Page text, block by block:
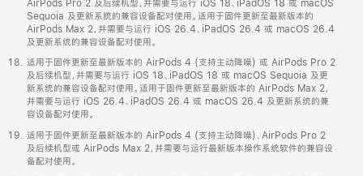
AirPods Pro 2 及后续机型，并需要与运行 iOS 18、iPadOS 18 或 macOS
Sequoia 及更新系统的兼容设备配对使用。适用于固件更新至最新版本的
AirPods Max 2，并需要与运行 iOS 26.4、iPadOS 26.4 或 macOS 26.4
及更新系统的兼容设备配对使用。
适用于固件更新至最新版本的 AirPods 4 (支持主动降噪) 或 AirPods Pro 2
及后续机型，并需要与运行 iOS 18、iPadOS 18 或 macOS Sequoia 及更
新系统的兼容设备配对使用。适用于固件更新至最新版本的 AirPods Max 2，
并需要与运行 iOS 26.4、iPadOS 26.4 或 macOS 26.4 及更新系统的兼
容设备配对使用。
适用于固件更新至最新版本的 AirPods 4 (支持主动降噪)、AirPods Pro 2
及后续机型或 AirPods Max 2，并需要与运行最新版本操作系统软件的兼容设
备配对使用。